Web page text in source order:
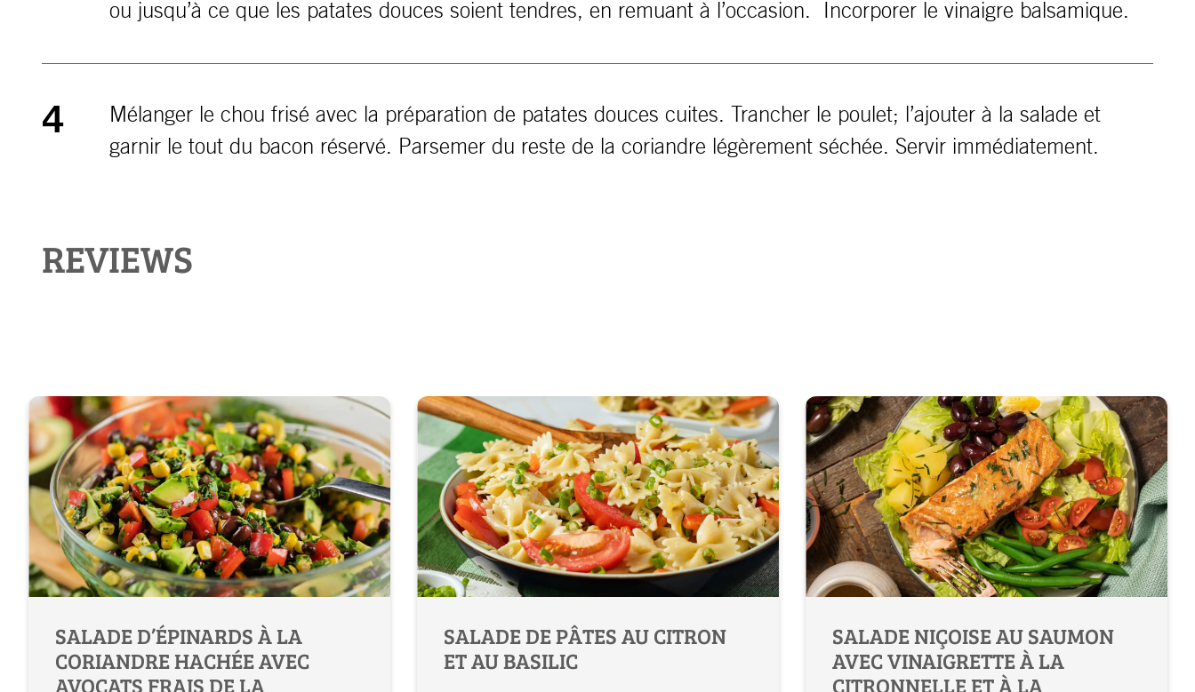
ou jusqu’à ce que les patates douces soient tendres, en remuant à l’occasion. Incorporer le vinaigre balsamique.
4
Mélanger le chou frisé avec la préparation de patates douces cuites. Trancher le poulet; l’ajouter à la salade et
garnir le tout du bacon réservé. Parsemer du reste de la coriandre légèrement séchée. Servir immédiatement.
REVIEWS
SALADE D’ÉPINARDS À LA
CORIANDRE HACHÉE AVEC
AVOCATS FRAIS DE LA
SALADE DE PÂTES AU CITRON
ET AU BASILIC
SALADE NIÇOISE AU SAUMON
AVEC VINAIGRETTE À LA
CITRONNELLE ET À LA